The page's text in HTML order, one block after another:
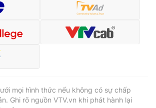
Shorts video
Bất động sản
mọi hình thức nếu không có sự chấp
Ghi rõ nguồn VTV.vn khi phát hành lại